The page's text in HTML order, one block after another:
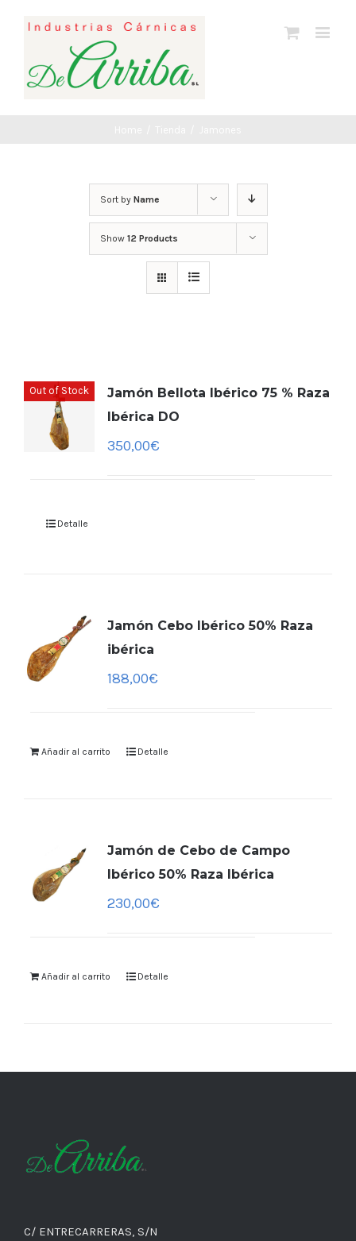
Sort by Name
Show 12 Products
Out of Stock
Jamón Bellota Ibérico 75 % Raza
Ibérica DO
350,00€
Detalle
Jamón Cebo Ibérico 50% Raza
ibérica
188,00€
Añadir al carrito Detalle
Jamón de Cebo de Campo
Ibérico 50% Raza Ibérica
230,00€
Añadir al carrito Detalle
C/ ENTRECARRERAS, S/N